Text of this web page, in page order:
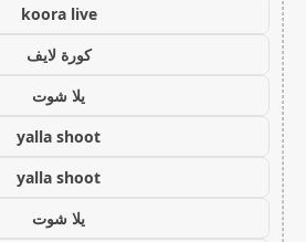
koora live
كورة لايف
يلا شوت
yalla shoot
yalla shoot
يلا شوت